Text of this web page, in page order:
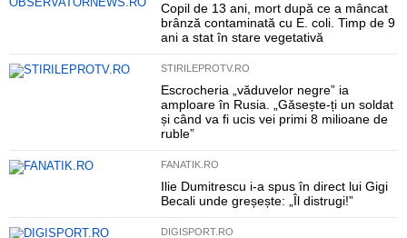
Copil de 13 ani, mort după ce a mâncat
brânză contaminată cu E. coli. Timp de 9
ani a stat în stare vegetativă
STIRILEPROTV.RO
Escrocheria „văduvelor negre” ia
amploare în Rusia. „Găsește-ți un soldat
și când va fi ucis vei primi 8 milioane de
ruble”
FANATIK.RO
Ilie Dumitrescu i-a spus în direct lui Gigi
Becali unde greșește: „Îl distrugi!”
DIGISPORT.RO